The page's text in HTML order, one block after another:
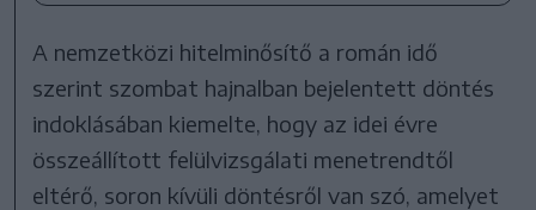
A nemzetközi hitelminősítő a román idő
szerint szombat hajnalban bejelentett döntés
indoklásában kiemelte, hogy az idei évre
összeállított felülvizsgálati menetrendtől
eltérő, soron kívüli döntésről van szó, amelyet